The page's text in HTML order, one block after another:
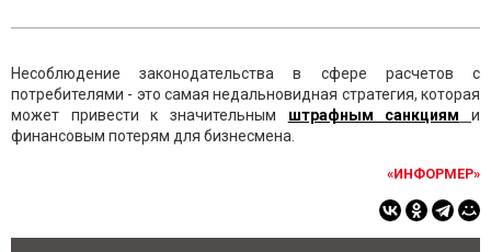
Несоблюдение законодательства в сфере расчетов с
потребителями - это самая недальновидная стратегия, которая
может привести к значительным штрафным санкциям
и
финансовым потерям для бизнесмена.
«ИНФОРМЕР»